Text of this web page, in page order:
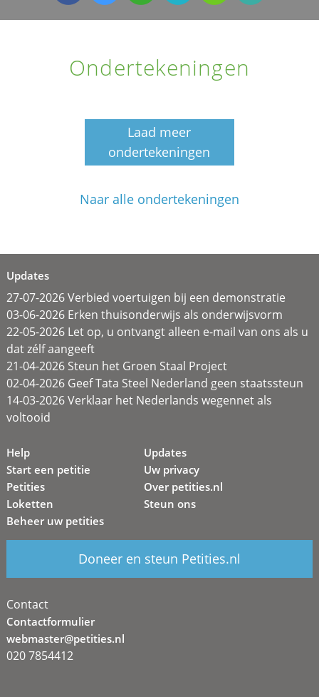
Ondertekeningen
Laad meer
ondertekeningen
Naar alle ondertekeningen
Updates
27-07-2026 Verbied voertuigen bij een demonstratie
03-06-2026 Erken thuisonderwijs als onderwijsvorm
22-05-2026 Let op, u ontvangt alleen e-mail van ons als u
dat zélf aangeeft
21-04-2026 Steun het Groen Staal Project
02-04-2026 Geef Tata Steel Nederland geen staatssteun
14-03-2026 Verklaar het Nederlands wegennet als
voltooid
Help
Start een petitie
Petities
Loketten
Beheer uw petities
Updates
Uw privacy
Over petities.nl
Steun ons
Doneer en steun Petities.nl
Contact
Contactformulier
webmaster@petities.nl
020 7854412